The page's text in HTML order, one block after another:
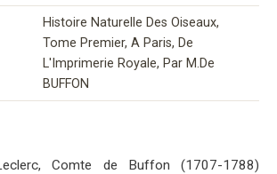
Histoire Naturelle Des Oiseaux,
Tome Premier, A Paris, De
L'Imprimerie Royale, Par M.De
BUFFON
Comte de Buffon (1707-1788)